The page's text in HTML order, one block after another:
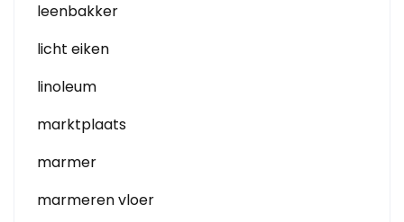
leenbakker
licht eiken
linoleum
marktplaats
marmer
marmeren vloer